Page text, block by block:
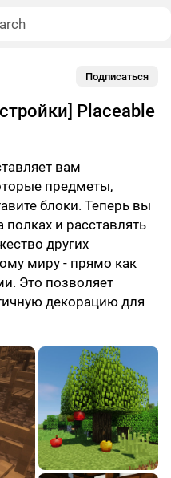
Подписаться
Placeable
вам
предметы,
блоки. Теперь вы
и расставлять
других
миру - прямо как
Это позволяет
декорацию для